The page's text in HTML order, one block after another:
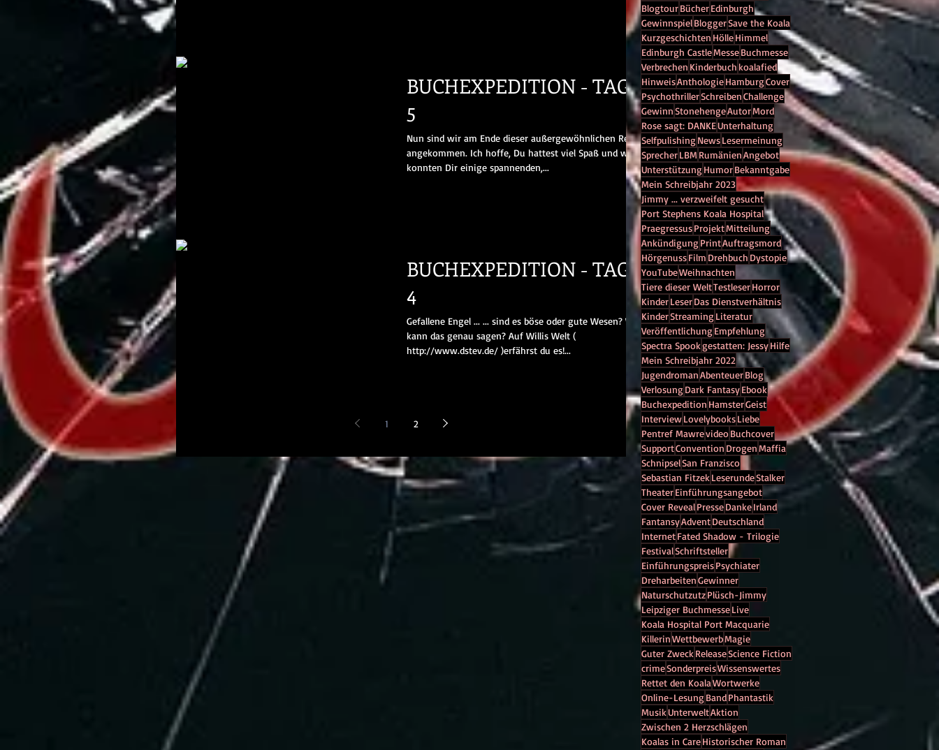
BUCHEXPEDITION - TAG
5
Nun sind wir am Ende dieser außergewöhnlichen Reise
angekommen. Ich hoffe, Du hattest viel Spaß und wir
konnten Dir einige spannenden,...
BUCHEXPEDITION - TAG
4
Gefallene Engel ... ... sind es böse oder gute Wesen? Wer
kann das genau sagen? Auf Willis Welt (
http://www.dstev.de/ )erfährst du es!...
1 2
BlogtourBücherEdinburgh
GewinnspielBloggerSave the Koala
Kurzgeschichten HölleHimmel
Edinburgh CastleMesseBuchmesse
Verbrechen Kinderbuch koalafied
HinweisAnthologieHamburgCover
PsychothrillerSchreibenChallenge
GewinnStonehengeAutorMord
Rose sagt: DANKEUnterhaltung
Selfpulishing NewsLesermeinung
SprecherLBM RumänienAngebot
Unterstützung HumorBekanntgabe
Mein Schreibjahr 2023
Jimmy ... verzweifelt gesucht
Port Stephens Koala Hospital
PraegressusProjektMitteilung
Ankündigung PrintAuftragsmord
HörgenussFilm Drehbuch Dystopie
YouTubeWeihnachten
Tiere dieser WeltTestleserHorror
KinderLeserDas Dienstverhältnis
KinderStreaming Literatur
Veröffentlichung Empfehlung
Spectra Spookgestatten: JessyHilfe
Mein Schreibjahr 2022
JugendromanAbenteuerBlog
Verlosung Dark FantasyEbook
Buchexpedition HamsterGeist
InterviewLovelybooksLiebe
Pentref Mawrevideo Buchcover
SupportConvention DrogenMaffia
SchnipselSan Franzisco
Sebastian FitzekLeserundeStalker
TheaterEinführungsangebot
Cover RevealPresseDankeIrland
FantansyAdventDeutschland
InternetFated Shadow - Trilogie
FestivalSchriftsteller
EinführungspreisPsychiater
DreharbeitenGewinner
NaturschutzutzPlüsch-Jimmy
Leipziger BuchmesseLive
Koala Hospital Port Macquarie
KillerinWettbewerbMagie
Guter ZweckReleaseScience Fiction
crimeSonderpreisWissenswertes
Rettet den KoalaWortwerke
Online-Lesung BandPhantastik
MusikUnterweltAktion
Zwischen 2 Herzschlägen
Koalas in CareHistorischer Roman